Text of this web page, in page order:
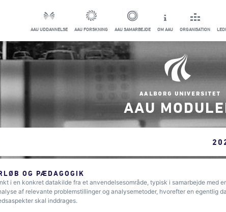
AAU UDDANNELSE AAU FORSKNING AAU SAMARBEJDE OM AAU ORGANISATION
AAU
OG PÆDAGOGIK
i en konkret datakilde fra et anvendelsesområde, typisk i samarbejde med
af relevante problemstillinger og analysemetoder, hvorefter en egentlig
skal inddrages.